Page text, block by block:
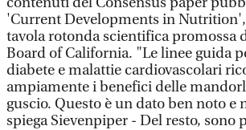
'Current Developments in
tavola rotonda scientifica promossa
Board of California. "Le linee guida
diabete e malattie cardiovascolari
ampiamente i benefici delle
guscio. Questo è un dato ben noto e
spiega Sievenpiper - Del resto, sono